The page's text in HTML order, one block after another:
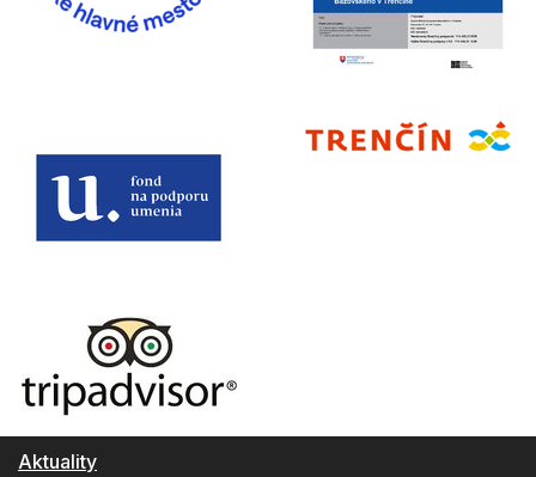
Aktuality